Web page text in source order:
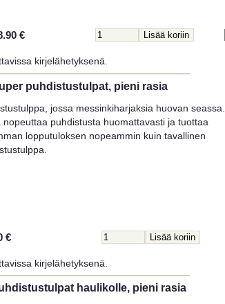
€
kirjelähetyksenä.
puhdistustulpat, pieni rasia
jossa messinkiharjaksia huovan seassa.
nopeuttaa puhdistusta huomattavasti ja tuottaa
lopputuloksen nopeammin kuin tavallinen
€
kirjelähetyksenä.
haulikolle, pieni rasia